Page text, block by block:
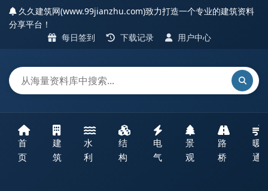
久久建筑网(www.99jianzhu.com)致力打造一个专业的建筑资料
分享平台！
每日签到
下载记录 用户中心
首
页
建
筑
水
利
结
构
电
气
景
观
路
桥
暖
通